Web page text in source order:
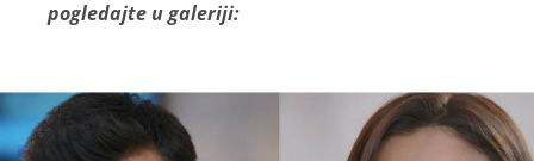
pogledajte u galeriji: